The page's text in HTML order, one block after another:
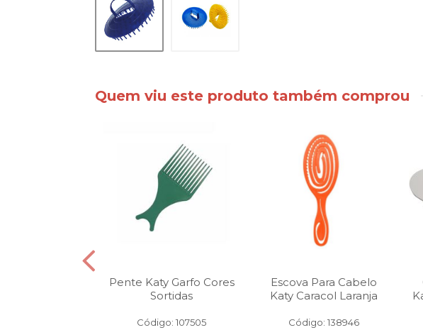
Quem viu este produto também comprou
Pente Katy Garfo Cores
Sortidas
Código: 107505
Escova Para Cabelo
Katy Caracol Laranja
Código: 138946